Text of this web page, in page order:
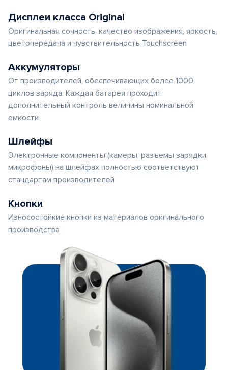
Дисплеи класса Original
Оригинальная сочность, качество изображения, яркость,
цветопередача и чувствительность Touchscreen
Аккумуляторы
От производителей, обеспечивающих более 1000
циклов заряда. Каждая батарея проходит
дополнительный контроль величины номинальной
емкости
Шлейфы
Электронные компоненты (камеры, разъемы зарядки,
микрофоны) на шлейфах полностью соответствуют
стандартам производителей
Кнопки
Износостойкие кнопки из материалов оригинального
производства